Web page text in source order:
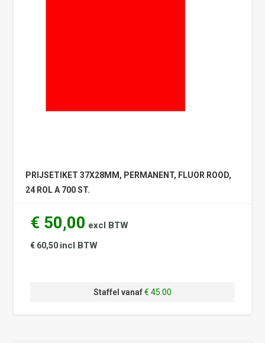
PRIJSETIKET 37X28MM, PERMANENT, FLUOR ROOD,
24 ROL A 700 ST.
€ 50,00 excl BTW
€ 60,50 incl BTW
Staffel vanaf€ 45.00